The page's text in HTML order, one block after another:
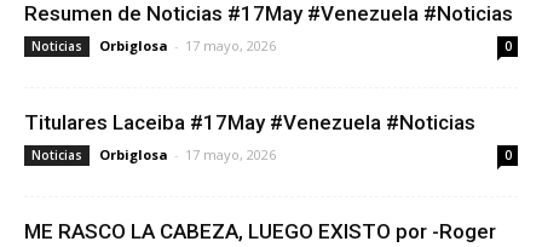
Resumen de Noticias #17May #Venezuela #Noticias
Noticias Orbiglosa - 17 mayo, 2026 0
Titulares Laceiba #17May #Venezuela #Noticias
Noticias Orbiglosa - 17 mayo, 2026 0
ME RASCO LA CABEZA, LUEGO EXISTO por -Roger